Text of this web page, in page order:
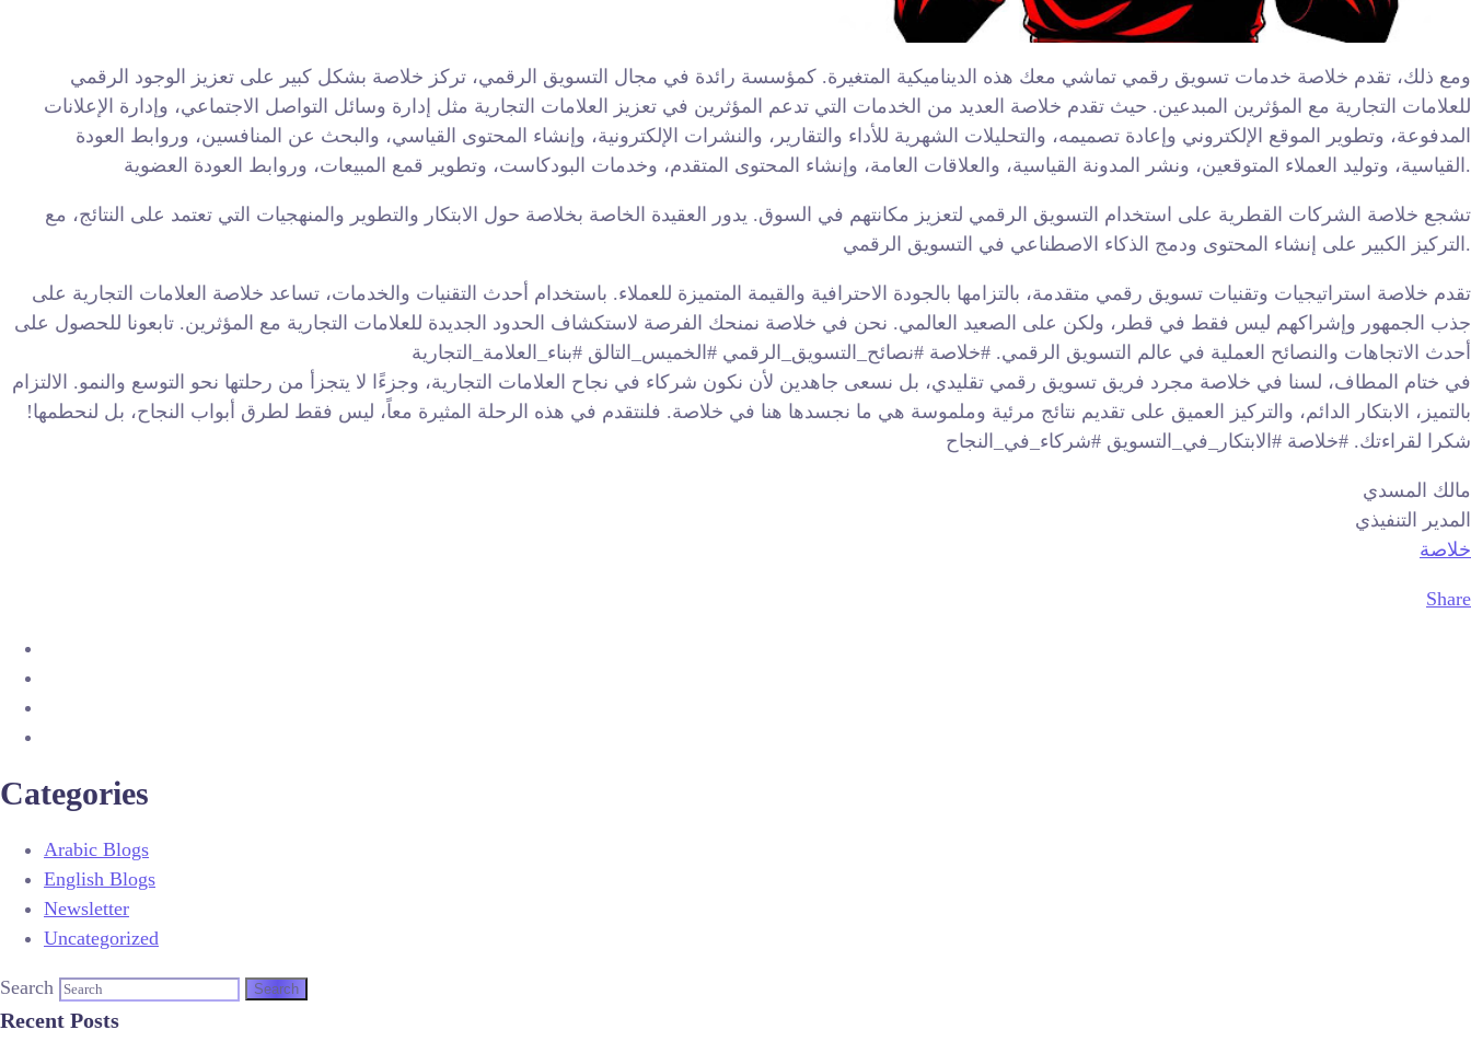
ومع ذلك، تقدم خلاصة خدمات تسويق رقمي تماشي معك هذه الديناميكية المتغيرة. كمؤسسة رائدة في مجال التسويق الرقمي، تركز خلاصة بشكل كبير على تعزيز الوجود الرقمي
للعلامات التجارية مع المؤثرين المبدعين. حيث تقدم خلاصة العديد من الخدمات التي تدعم المؤثرين في تعزيز العلامات التجارية مثل إدارة وسائل التواصل الاجتماعي، وإدارة الإعلانات
المدفوعة، وتطوير الموقع الإلكتروني وإعادة تصميمه، والتحليلات الشهرية للأداء والتقارير، والنشرات الإلكترونية، وإنشاء المحتوى القياسي، والبحث عن المنافسين، وروابط العودة
القياسية، وتوليد العملاء المتوقعين، ونشر المدونة القياسية، والعلاقات العامة، وإنشاء المحتوى المتقدم، وخدمات البودكاست، وتطوير قمع المبيعات، وروابط العودة العضوية.
تشجع خلاصة الشركات القطرية على استخدام التسويق الرقمي لتعزيز مكانتهم في السوق. يدور العقيدة الخاصة بخلاصة حول الابتكار والتطوير والمنهجيات التي تعتمد على النتائج، مع
التركيز الكبير على إنشاء المحتوى ودمج الذكاء الاصطناعي في التسويق الرقمي.
تقدم خلاصة استراتيجيات وتقنيات تسويق رقمي متقدمة، بالتزامها بالجودة الاحترافية والقيمة المتميزة للعملاء. باستخدام أحدث التقنيات والخدمات، تساعد خلاصة العلامات التجارية على
جذب الجمهور وإشراكهم ليس فقط في قطر، ولكن على الصعيد العالمي. نحن في خلاصة نمنحك الفرصة لاستكشاف الحدود الجديدة للعلامات التجارية مع المؤثرين. تابعونا للحصول على
أحدث الاتجاهات والنصائح العملية في عالم التسويق الرقمي. #خلاصة #نصائح_التسويق_الرقمي #الخميس_التالق #بناء_العلامة_التجارية
في ختام المطاف، لسنا في خلاصة مجرد فريق تسويق رقمي تقليدي، بل نسعى جاهدين لأن نكون شركاء في نجاح العلامات التجارية، وجزءًا لا يتجزأ من رحلتها نحو التوسع والنمو. الالتزام
بالتميز، الابتكار الدائم، والتركيز العميق على تقديم نتائج مرئية وملموسة هي ما نجسدها هنا في خلاصة. فلنتقدم في هذه الرحلة المثيرة معاً، ليس فقط لطرق أبواب النجاح، بل لنحطمها!
شكرا لقراءتك. #خلاصة #الابتكار_في_التسويق #شركاء_في_النجاح
مالك المسدي
المدير التنفيذي
خلاصة
Share
Categories
Arabic Blogs
English Blogs
Newsletter
Uncategorized
Search
Recent Posts